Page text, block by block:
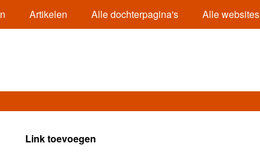
Artikelen Alle dochterpagina's Alle websites
Link toevoegen